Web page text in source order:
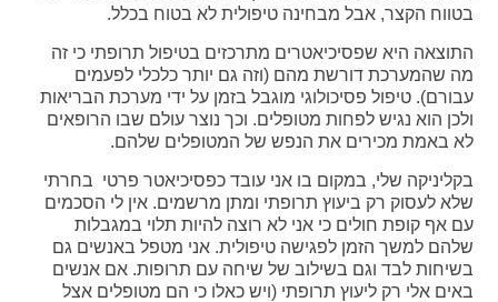
בטווח הקצר, אבל מבחינה טיפולית לא בטוח בכלל.
התוצאה היא שפסיכיאטרים מתרכזים בטיפול תרופתי כי זה
מה שהמערכת דורשת מהם (וזה גם יותר כלכלי לפעמים
עבורם). טיפול פסיכולוגי מוגבל בזמן על ידי מערכת הבריאות
ולכן הוא נגיש לפחות מטופלים. וכך נוצר עולם שבו הרופאים
לא באמת מכירים את הנפש של המטופלים שלהם.
בקליניקה שלי, במקום בו אני עובד כפסיכיאטר פרטי בחרתי
שלא לעסוק רק ביעוץ תרופתי ומתן מרשמים. אין לי הסכמים
עם אף קופת חולים כי אני לא רוצה להיות תלוי במגבלות
שלהם למשך הזמן לפגישה טיפולית. אני מטפל באנשים גם
בשיחות לבד וגם בשילוב של שיחה עם תרופות. אם אנשים
באים אלי רק ליעוץ תרופתי (ויש כאלו כי הם מטופלים אצל